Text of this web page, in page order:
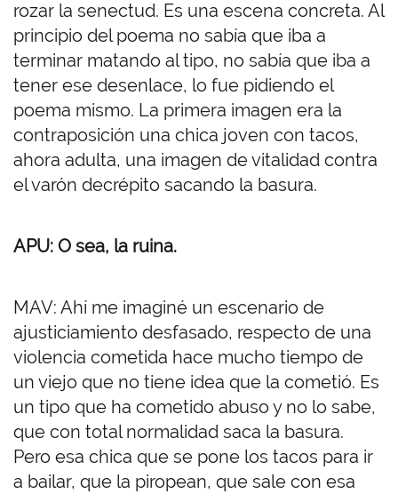
rozar la senectud. Es una escena concreta. Al
principio del poema no sabía que iba a
terminar matando al tipo, no sabía que iba a
tener ese desenlace, lo fue pidiendo el
poema mismo. La primera imagen era la
contraposición una chica joven con tacos,
ahora adulta, una imagen de vitalidad contra
el varón decrépito sacando la basura.
APU: O sea, la ruina.
MAV: Ahí me imaginé un escenario de
ajusticiamiento desfasado, respecto de una
violencia cometida hace mucho tiempo de
un viejo que no tiene idea que la cometió. Es
un tipo que ha cometido abuso y no lo sabe,
que con total normalidad saca la basura.
Pero esa chica que se pone los tacos para ir
a bailar, que la piropean, que sale con esa